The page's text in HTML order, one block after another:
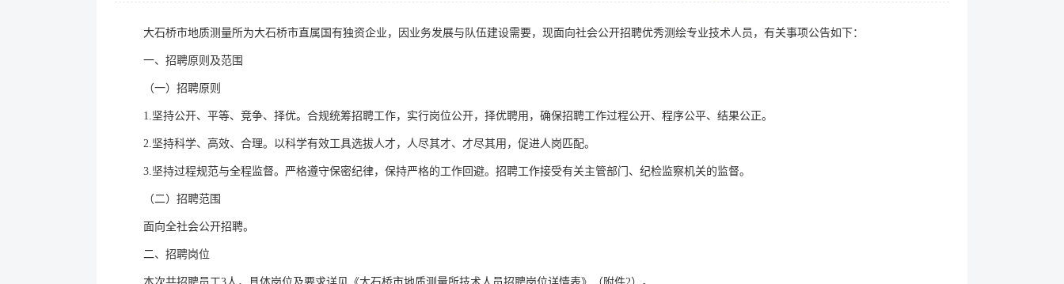
大石桥市地质测量所为大石桥市直属国有独资企业，因业务发展与队伍建设需要，现面向社会公开招聘优秀测绘专业技术人员，有关事项公告如下：
一、招聘原则及范围
（一）招聘原则
1.坚持公开、平等、竞争、择优。合规统筹招聘工作，实行岗位公开，择优聘用，确保招聘工作过程公开、程序公平、结果公正。
2.坚持科学、高效、合理。以科学有效工具选拔人才，人尽其才、才尽其用，促进人岗匹配。
3.坚持过程规范与全程监督。严格遵守保密纪律，保持严格的工作回避。招聘工作接受有关主管部门、纪检监察机关的监督。
（二）招聘范围
面向全社会公开招聘。
二、招聘岗位